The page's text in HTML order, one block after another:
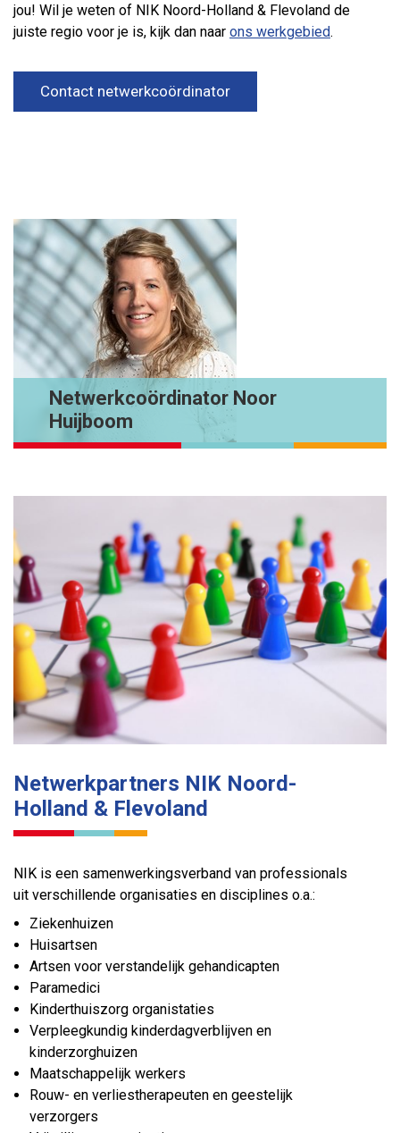
jou! Wil je weten of NIK Noord-Holland & Flevoland de
juiste regio voor je is, kijk dan naar ons werkgebied.
Contact netwerkcoördinator
Netwerkcoördinator Noor
Huijboom
Netwerkpartners NIK Noord-
Holland & Flevoland
NIK is een samenwerkingsverband van professionals
uit verschillende organisaties en disciplines o.a.:
Ziekenhuizen
Huisartsen
Artsen voor verstandelijk gehandicapten
Paramedici
Kinderthuiszorg organistaties
Verpleegkundig kinderdagverblijven en
kinderzorghuizen
Maatschappelijk werkers
Rouw- en verliestherapeuten en geestelijk
verzorgers